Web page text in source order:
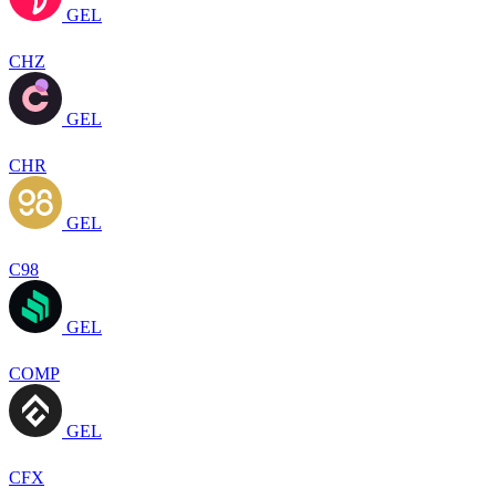
GEL
CHZ
GEL
CHR
GEL
C98
GEL
COMP
GEL
CFX